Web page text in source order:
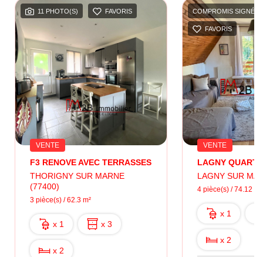
11 PHOTO(S) FAVORIS
VENTE
F3 RENOVE AVEC TERRASSES
THORIGNY SUR MARNE
(77400)
3 pièce(s) / 62.3 m²
x 1 x 3
x 2
COMPROMIS SIGNÉ
FAVORIS
VENTE
LAGNY SUR
4 pièce(s) / 74.12 m²
x 1
x 2